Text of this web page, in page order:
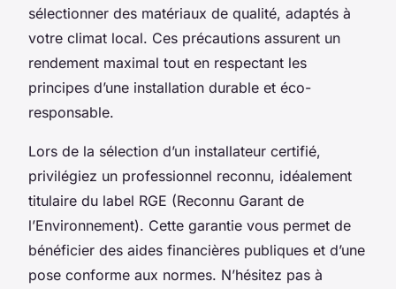
sélectionner des matériaux de qualité, adaptés à
votre climat local. Ces précautions assurent un
rendement maximal tout en respectant les
principes d’une installation durable et éco-
responsable.
Lors de la sélection d’un installateur certifié,
privilégiez un professionnel reconnu, idéalement
titulaire du label RGE (Reconnu Garant de
l’Environnement). Cette garantie vous permet de
bénéficier des aides financières publiques et d’une
pose conforme aux normes. N’hésitez pas à